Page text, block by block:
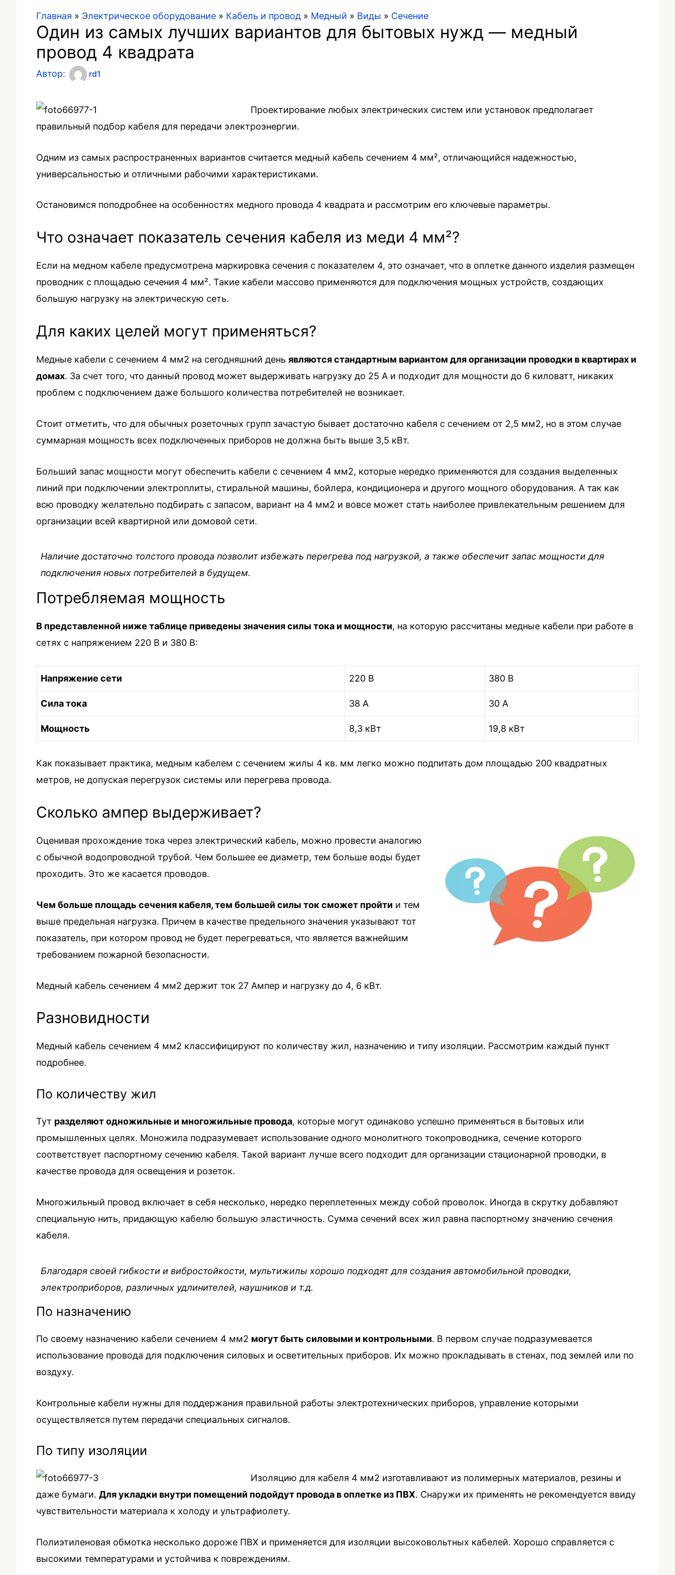
Главная » Электрическое оборудование » Кабель и провод » Медный » Виды » Сечение
Один из самых лучших вариантов для бытовых нужд — медный
провод 4 квадрата
Автор: rd1
Проектирование любых электрических систем или установок предполагает
правильный подбор кабеля для передачи электроэнергии.
Одним из самых распространенных вариантов считается медный кабель сечением 4 мм², отличающийся надежностью,
универсальностью и отличными рабочими характеристиками.
Остановимся поподробнее на особенностях медного провода 4 квадрата и рассмотрим его ключевые параметры.
Что означает показатель сечения кабеля из меди 4 мм²?
Если на медном кабеле предусмотрена маркировка сечения с показателем 4, это означает, что в оплетке данного изделия размещен
проводник с площадью сечения 4 мм². Такие кабели массово применяются для подключения мощных устройств, создающих
большую нагрузку на электрическую сеть.
Для каких целей могут применяться?
Медные кабели с сечением 4 мм2 на сегодняшний день являются стандартным вариантом для организации проводки в квартирах и
домах. За счет того, что данный провод может выдерживать нагрузку до 25 А и подходит для мощности до 6 киловатт, никаких
проблем с подключением даже большого количества потребителей не возникает.
Стоит отметить, что для обычных розеточных групп зачастую бывает достаточно кабеля с сечением от 2,5 мм2, но в этом случае
суммарная мощность всех подключенных приборов не должна быть выше 3,5 кВт.
Больший запас мощности могут обеспечить кабели с сечением 4 мм2, которые нередко применяются для создания выделенных
линий при подключении электроплиты, стиральной машины, бойлера, кондиционера и другого мощного оборудования. А так как
всю проводку желательно подбирать с запасом, вариант на 4 мм2 и вовсе может стать наиболее привлекательным решением для
организации всей квартирной или домовой сети.
Наличие достаточно толстого провода позволит избежать перегрева под нагрузкой, а также обеспечит запас мощности для
подключения новых потребителей в будущем.
Потребляемая мощность
В представленной ниже таблице приведены значения силы тока и мощности, на которую рассчитаны медные кабели при работе в
сетях с напряжением 220 В и 380 В:
Напряжение сети 220 В 380 В
Сила тока 38 А 30 А
Мощность 8,3 кВт 19,8 кВт
Как показывает практика, медным кабелем с сечением жилы 4 кв. мм легко можно подпитать дом площадью 200 квадратных
метров, не допуская перегрузок системы или перегрева провода.
Сколько ампер выдерживает?
Оценивая прохождение тока через электрический кабель, можно провести аналогию
с обычной водопроводной трубой. Чем большее ее диаметр, тем больше воды будет
проходить. Это же касается проводов.
Чем больше площадь сечения кабеля, тем большей силы ток сможет пройти и тем
выше предельная нагрузка. Причем в качестве предельного значения указывают тот
показатель, при котором провод не будет перегреваться, что является важнейшим
требованием пожарной безопасности.
Медный кабель сечением 4 мм2 держит ток 27 Ампер и нагрузку до 4, 6 кВт.
Разновидности
Медный кабель сечением 4 мм2 классифицируют по количеству жил, назначению и типу изоляции. Рассмотрим каждый пункт
подробнее.
По количеству жил
Тут разделяют одножильные и многожильные провода, которые могут одинаково успешно применяться в бытовых или
промышленных целях. Моножила подразумевает использование одного монолитного токопроводника, сечение которого
соответствует паспортному сечению кабеля. Такой вариант лучше всего подходит для организации стационарной проводки, в
качестве провода для освещения и розеток.
Многожильный провод включает в себя несколько, нередко переплетенных между собой проволок. Иногда в скрутку добавляют
специальную нить, придающую кабелю большую эластичность. Сумма сечений всех жил равна паспортному значению сечения
кабеля.
Благодаря своей гибкости и вибростойкости, мультижилы хорошо подходят для создания автомобильной проводки,
электроприборов, различных удлинителей, наушников и т.д.
По назначению
По своему назначению кабели сечением 4 мм2 могут быть силовыми и контрольными. В первом случае подразумевается
использование провода для подключения силовых и осветительных приборов. Их можно прокладывать в стенах, под землей или по
воздуху.
Контрольные кабели нужны для поддержания правильной работы электротехнических приборов, управление которыми
осуществляется путем передачи специальных сигналов.
По типу изоляции
Изоляцию для кабеля 4 мм2 изготавливают из полимерных материалов, резины и
даже бумаги. Для укладки внутри помещений подойдут провода в оплетке из ПВХ. Снаружи их применять не рекомендуется ввиду
чувствительности материала к холоду и ультрафиолету.
Полиэтиленовая обмотка несколько дороже ПВХ и применяется для изоляции высоковольтных кабелей. Хорошо справляется с
высокими температурами и устойчива к повреждениям.